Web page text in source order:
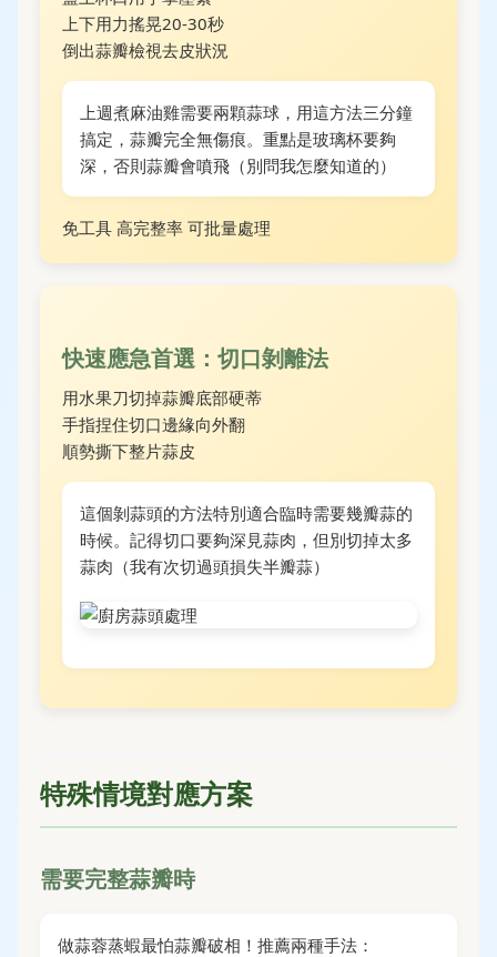
上下用力搖晃20-30秒
倒出蒜瓣檢視去皮狀況
上週煮麻油雞需要兩顆蒜球，用這方法三分鐘
搞定，蒜瓣完全無傷痕。重點是玻璃杯要夠
深，否則蒜瓣會噴飛（別問我怎麼知道的）
免工具 高完整率 可批量處理
快速應急首選：切口剝離法
用水果刀切掉蒜瓣底部硬蒂
手指捏住切口邊緣向外翻
順勢撕下整片蒜皮
這個剝蒜頭的方法特別適合臨時需要幾瓣蒜的
時候。記得切口要夠深見蒜肉，但別切掉太多
蒜肉（我有次切過頭損失半瓣蒜）
特殊情境對應方案
需要完整蒜瓣時
做蒜蓉蒸蝦最怕蒜瓣破相！推薦兩種手法：